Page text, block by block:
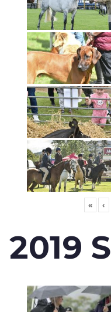
« ‹
2019